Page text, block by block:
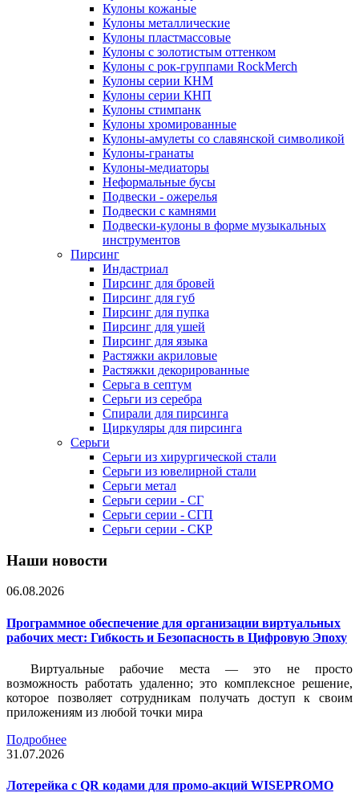
Кулоны кожаные
Кулоны металлические
Кулоны пластмассовые
Кулоны с золотистым оттенком
Кулоны с рок-группами RockMerch
Кулоны серии КНМ
Кулоны серии КНП
Кулоны стимпанк
Кулоны хромированные
Кулоны-амулеты со славянской символикой
Кулоны-гранаты
Кулоны-медиаторы
Неформальные бусы
Подвески - ожерелья
Подвески с камнями
Подвески-кулоны в форме музыкальных
инструментов
Пирсинг
Индастриал
Пирсинг для бровей
Пирсинг для губ
Пирсинг для пупка
Пирсинг для ушей
Пирсинг для языка
Растяжки акриловые
Растяжки декорированные
Серьга в септум
Серьги из серебра
Спирали для пирсинга
Циркуляры для пирсинга
Серьги
Серьги из хирургической стали
Серьги из ювелирной стали
Серьги метал
Серьги серии - СГ
Серьги серии - СГП
Серьги серии - СКР
Наши новости
06.08.2026
Программное обеспечение для организации виртуальных
рабочих мест: Гибкость и Безопасность в Цифровую Эпоху
Виртуальные рабочие места — это не просто
возможность работать удаленно; это комплексное решение,
которое позволяет сотрудникам получать доступ к своим
приложениям из любой точки мира
Подробнее
31.07.2026
Лотерейка c QR кодами для промо-акций WISEPROMO